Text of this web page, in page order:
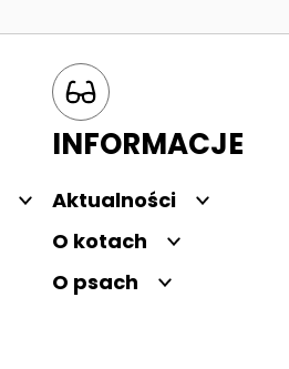
INFORMACJE
Aktualności
O kotach
O psach